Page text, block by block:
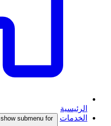
الرئيسية
الخدمات
show submenu for الخدمات